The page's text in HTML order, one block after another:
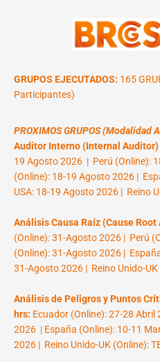
GRUPOS EJECUTADOS: 165
Participantes)
PROXIMOS GRUPOS (Modalidad
Auditor Interno (Internal Auditor)
19 Agosto 2026 | Perú (Online):
(Online): 18-19 Agosto 2026 |
USA: 18-19 Agosto 2026 | Reino
Análisis Causa Raíz (Cause
(Online): 31-Agosto 2026 | Perú
(Online): 31-Agosto 2026 |
31-Agosto 2026 | Reino Unido-
Análisis de Peligros y Puntos
hrs: Ecuador (Online): 27-28 Abril
2026 | España (Online): 10-11
2026 | Reino Unido-UK (Online):